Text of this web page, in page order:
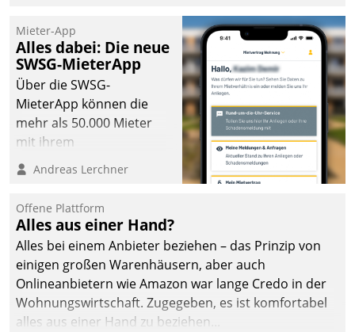
Mieter-App
Alles dabei: Die neue
SWSG-MieterApp
Über die SWSG-
MieterApp können die
mehr als 50.000 Mieter
mit ihrem
Wohnungsunternehmen
kommunizieren, auf dem
einsehen und ändern
oder
Schadensmeldungen
abgeben – rund um die
Uhr.
Andreas Lerchner
Offene Plattform
Alles aus einer Hand?
Alles bei einem Anbieter beziehen – das Prinzip von
einigen großen Warenhäusern, aber auch
Onlineanbietern wie Amazon war lange Credo in der
Wohnungswirtschaft. Zugegeben, es ist komfortabel
alles aus einer Hand zu beziehen...